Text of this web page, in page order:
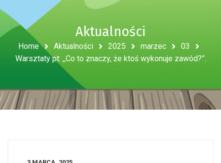
Aktualności
Home Aktualności 2025 marzec
03
Warsztaty pt: ,,Co to znaczy, że ktoś wykonuje zawód?”.